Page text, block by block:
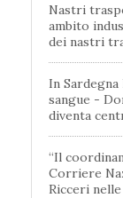
Nastri
ambito
dei nastri
In
sangue -
diventa
“Il
Corriere
Ricceri